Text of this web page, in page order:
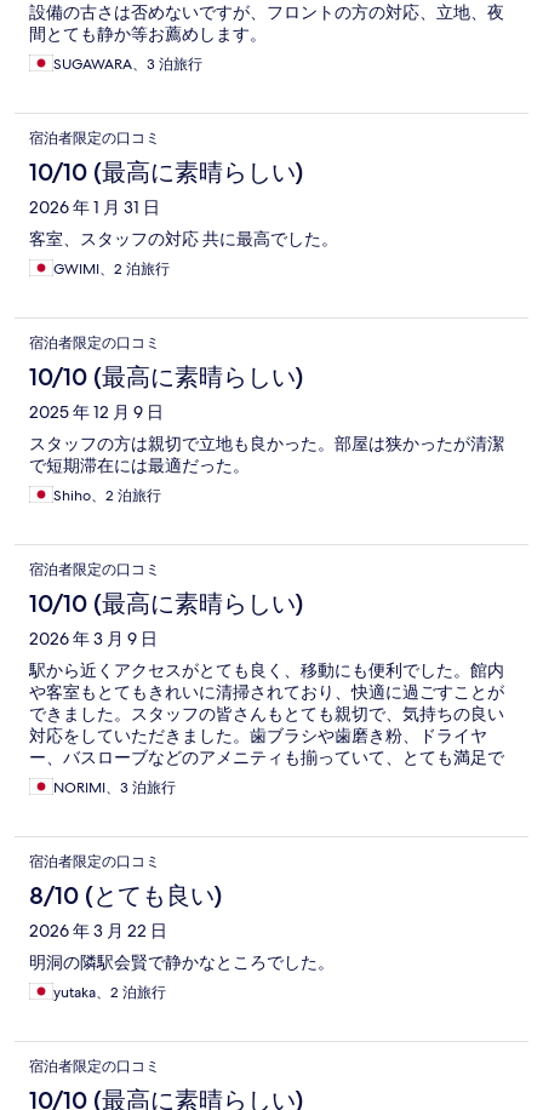
設備の古さは否めないですが、フロントの方の対応、立地、夜
間とても静か等お薦めします。
SUGAWARA、3 泊旅行
宿泊者限定の口コミ
10/10 (最高に素晴らしい)
2026 年 1 月 31 日
客室、スタッフの対応 共に最高でした。
GWIMI、2 泊旅行
宿泊者限定の口コミ
10/10 (最高に素晴らしい)
2025 年 12 月 9 日
スタッフの方は親切で立地も良かった。部屋は狭かったが清潔
で短期滞在には最適だった。
Shiho、2 泊旅行
宿泊者限定の口コミ
10/10 (最高に素晴らしい)
2026 年 3 月 9 日
駅から近くアクセスがとても良く、移動にも便利でした。館内
や客室もとてもきれいに清掃されており、快適に過ごすことが
できました。スタッフの皆さんもとても親切で、気持ちの良い
対応をしていただきました。歯ブラシや歯磨き粉、ドライヤ
ー、バスローブなどのアメニティも揃っていて、とても満足で
きる滞在でした。また利用したいと思える素晴らしいホテルで
す。
NORIMI、3 泊旅行
宿泊者限定の口コミ
8/10 (とても良い)
2026 年 3 月 22 日
明洞の隣駅会賢で静かなところでした。
yutaka、2 泊旅行
宿泊者限定の口コミ
10/10 (最高に素晴らしい)